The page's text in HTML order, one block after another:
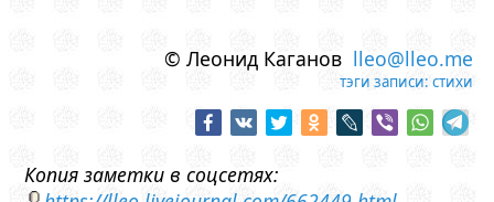
© Леонид Каганов lleo@lleo.me
тэги записи: стихи
Копия заметки в соцсетях: